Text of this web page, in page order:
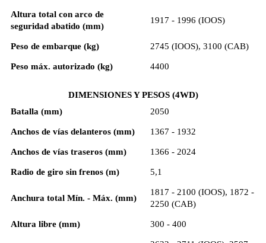
Altura total con arco de
seguridad abatido (mm)
1917 - 1996 (IOOS)
Peso de embarque (kg) 2745 (IOOS), 3100 (CAB)
Peso máx. autorizado (kg) 4400
DIMENSIONES Y PESOS (4WD)
Batalla (mm)
2050
Anchos de vías delanteros (mm) 1367 - 1932
Anchos de vías traseros (mm) 1366 - 2024
Radio de giro sin frenos (m) 5,1
Anchura total Mín. - Máx. (mm)
1817 - 2100 (IOOS), 1872 -
2250 (CAB)
Altura libre (mm) 300 - 400